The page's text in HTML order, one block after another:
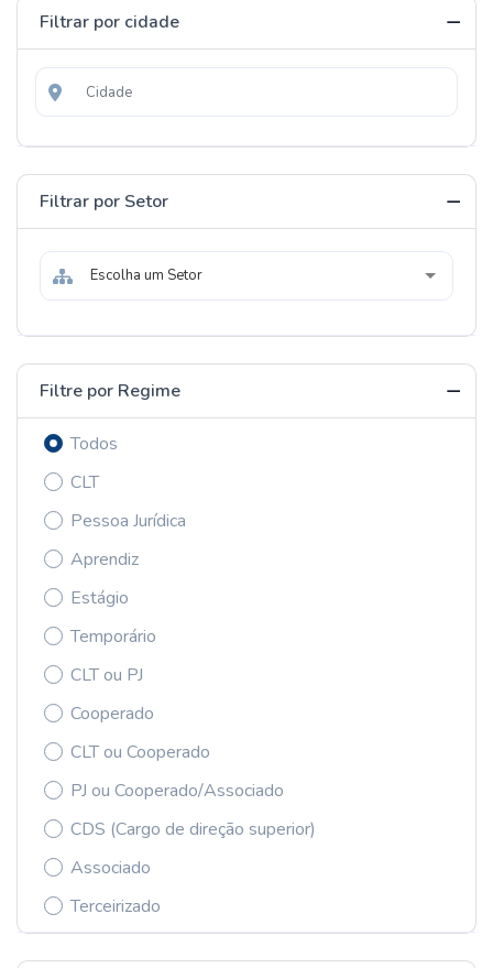
Filtrar por cidade
Filtrar por Setor
Escolha um Setor
Filtre por Regime
Todos
CLT
Pessoa Jurídica
Aprendiz
Estágio
Temporário
CLT ou PJ
Cooperado
CLT ou Cooperado
PJ ou Cooperado/Associado
CDS (Cargo de direção superior)
Associado
Terceirizado